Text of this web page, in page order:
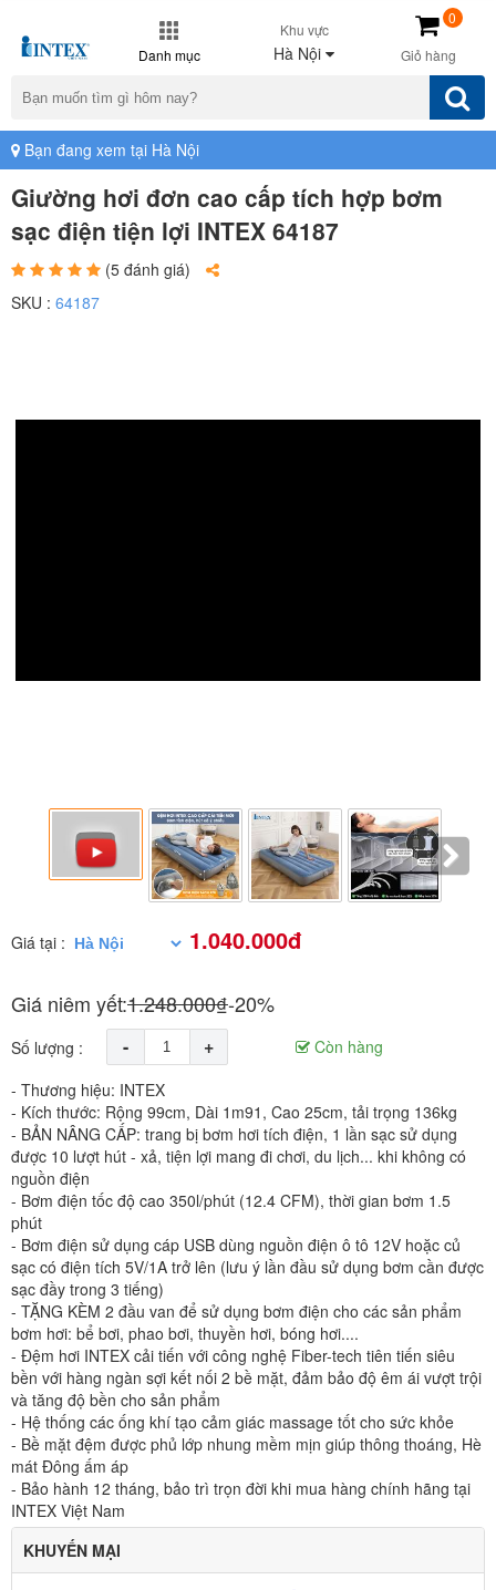
Danh mục
Khu vực
Hà Nội Giỏ hàng
0
Bạn đang xem tại Hà Nội
Giường hơi đơn cao cấp tích hợp bơm
sạc điện tiện lợi INTEX 64187
(5 đánh giá)
SKU : 64187
Giá tại : 1.040.000đ
Giá niêm yết:1.248.000₫-20%
Số lượng : - +
Còn hàng
- Thương hiệu: INTEX
- Kích thước: Rộng 99cm, Dài 1m91, Cao 25cm, tải trọng 136kg
- BẢN NÂNG CẤP: trang bị bơm hơi tích điện, 1 lần sạc sử dụng
được 10 lượt hút - xả, tiện lợi mang đi chơi, du lịch... khi không có
nguồn điện
- Bơm điện tốc độ cao 350l/phút (12.4 CFM), thời gian bơm 1.5
phút
- Bơm điện sử dụng cáp USB dùng nguồn điện ô tô 12V hoặc củ
sạc có điện tích 5V/1A trở lên (lưu ý lần đầu sử dụng bơm cần được
sạc đầy trong 3 tiếng)
- TẶNG KÈM 2 đầu van để sử dụng bơm điện cho các sản phẩm
bơm hơi: bể bơi, phao bơi, thuyền hơi, bóng hơi....
- Đệm hơi INTEX cải tiến với công nghệ Fiber-tech tiên tiến siêu
bền với hàng ngàn sợi kết nối 2 bề mặt, đảm bảo độ êm ái vượt trội
và tăng độ bền cho sản phẩm
- Hệ thống các ống khí tạo cảm giác massage tốt cho sức khỏe
- Bề mặt đệm được phủ lớp nhung mềm mịn giúp thông thoáng, Hè
mát Đông ấm áp
- Bảo hành 12 tháng, bảo trì trọn đời khi mua hàng chính hãng tại
INTEX Việt Nam
KHUYẾN MẠI